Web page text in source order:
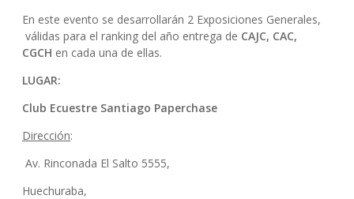
En este evento se desarrollarán 2 Exposiciones Generales,
válidas para el ranking del año entrega de CAJC, CAC,
CGCH en cada una de ellas.
LUGAR:
Club Ecuestre Santiago Paperchase
Dirección:
Av. Rinconada El Salto 5555,
Huechuraba,